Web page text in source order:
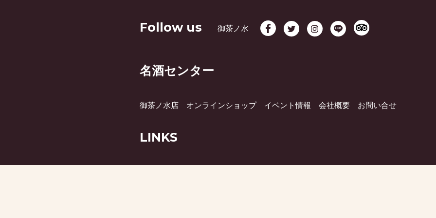
Follow us 御茶ノ水
名酒センター
御茶ノ水店 オンラインショップ イベント情報 会社概要 お問い合せ
LINKS